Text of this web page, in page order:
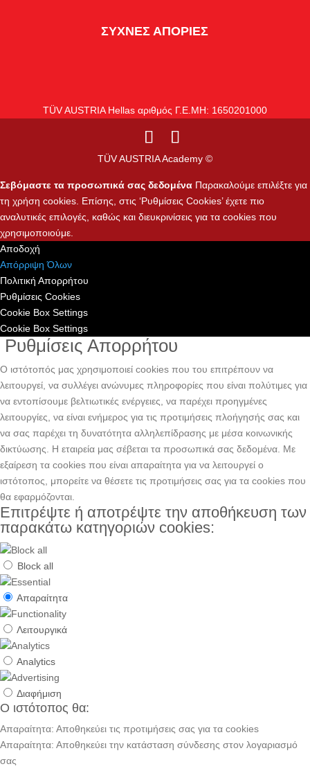
ΣΥΧΝΕΣ ΑΠΟΡΙΕΣ
TÜV AUSTRIA Hellas αριθμός Γ.Ε.ΜΗ: 1650201000
TÜV AUSTRIA Academy ©
Σεβόμαστε τα προσωπικά σας δεδομένα Παρακαλούμε επιλέξτε για
τη χρήση cookies. Επίσης, στις ‘Ρυθμίσεις Cookies’ έχετε πιο
αναλυτικές επιλογές, καθώς και διευκρινίσεις για τα cookies που
χρησιμοποιούμε.
Αποδοχή
Απόρριψη Όλων
Πολιτική Απορρήτου
Ρυθμίσεις Cookies
Cookie Box Settings
Cookie Box Settings
Ρυθμίσεις Απορρήτου
Ο ιστότοπός μας χρησιμοποιεί cookies που του επιτρέπουν να
λειτουργεί, να συλλέγει ανώνυμες πληροφορίες που είναι πολύτιμες για
να εντοπίσουμε βελτιωτικές ενέργειες, να παρέχει προηγμένες
λειτουργίες, να είναι ενήμερος για τις προτιμήσεις πλοήγησής σας και
να σας παρέχει τη δυνατότητα αλληλεπίδρασης με μέσα κοινωνικής
δικτύωσης. H εταιρεία μας σέβεται τα προσωπικά σας δεδομένα. Με
εξαίρεση τα cookies που είναι απαραίτητα για να λειτουργεί ο
ιστότοπος, μπορείτε να θέσετε τις προτιμήσεις σας για τα cookies που
θα εφαρμόζονται.
Επιτρέψτε ή αποτρέψτε την αποθήκευση των
παρακάτω κατηγοριών cookies:
Block all
Απαραίτητα
Λειτουργικά
Analytics
Διαφήμιση
Ο ιστότοπος θα:
Απαραίτητα: Αποθηκεύει τις προτιμήσεις σας για τα cookies
Απαραίτητα: Αποθηκεύει την κατάσταση σύνδεσης στον λογαριασμό
σας